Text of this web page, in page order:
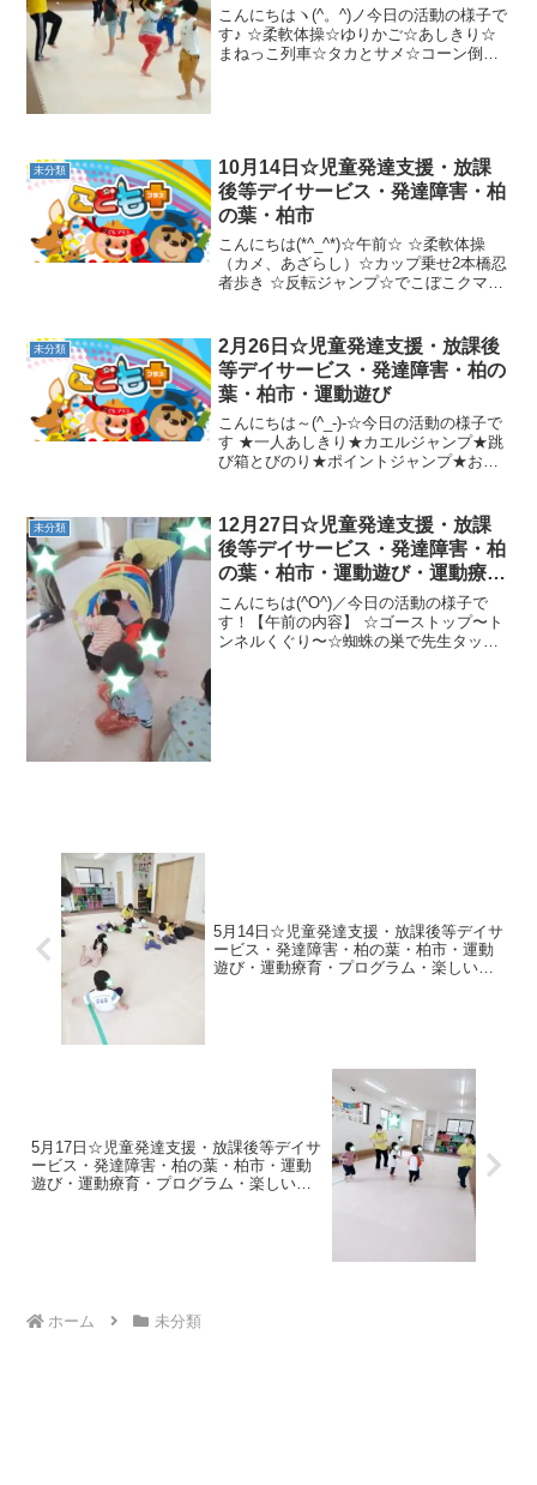
こんにちはヽ(^。^)ノ今日の活動の様子で
す♪ ☆柔軟体操☆ゆりかご☆あしきり☆
まねっこ列車☆タカとサメ☆コーン倒し
未分類
10月14日☆児童発達支援・放課
後等デイサービス・発達障害・柏
の葉・柏市
こんにちは(*^_^*)☆午前☆ ☆柔軟体操
（カメ、あざらし）☆カップ乗せ2本橋忍
者歩き ☆反転ジャンプ☆でこぼこクマ歩
中当てまた一緒に遊びましょう(*^。^*)
未分類
2月26日☆児童発達支援・放課後
等デイサービス・発達障害・柏の
葉・柏市・運動遊び
こんにちは～(^_-)-☆今日の活動の様子で
す ★一人あしきり★カエルジャンプ★跳
び箱とびのり★ポイントジャンプ★おつ
ゆりかご☆宝探しゲーム☆Ｓ字おに☆じ
ゃがいもゴロゴ...
未分類
12月27日☆児童発達支援・放課
後等デイサービス・発達障害・柏
の葉・柏市・運動遊び・運動療
育・プログラム・楽しい療育
こんにちは(^O^)／今日の活動の様子で
す！【午前の内容】 ☆ゴーストップ〜ト
ンネルくぐり〜☆蜘蛛の巣で先生タッチ
5月14日☆児童発達支援・放課後等デイサ
ービス・発達障害・柏の葉・柏市・運動
遊び・運動療育・プログラム・楽しい療
5月17日☆児童発達支援・放課後等デイサ
ービス・発達障害・柏の葉・柏市・運動
遊び・運動療育・プログラム・楽しい療
ホーム 未分類